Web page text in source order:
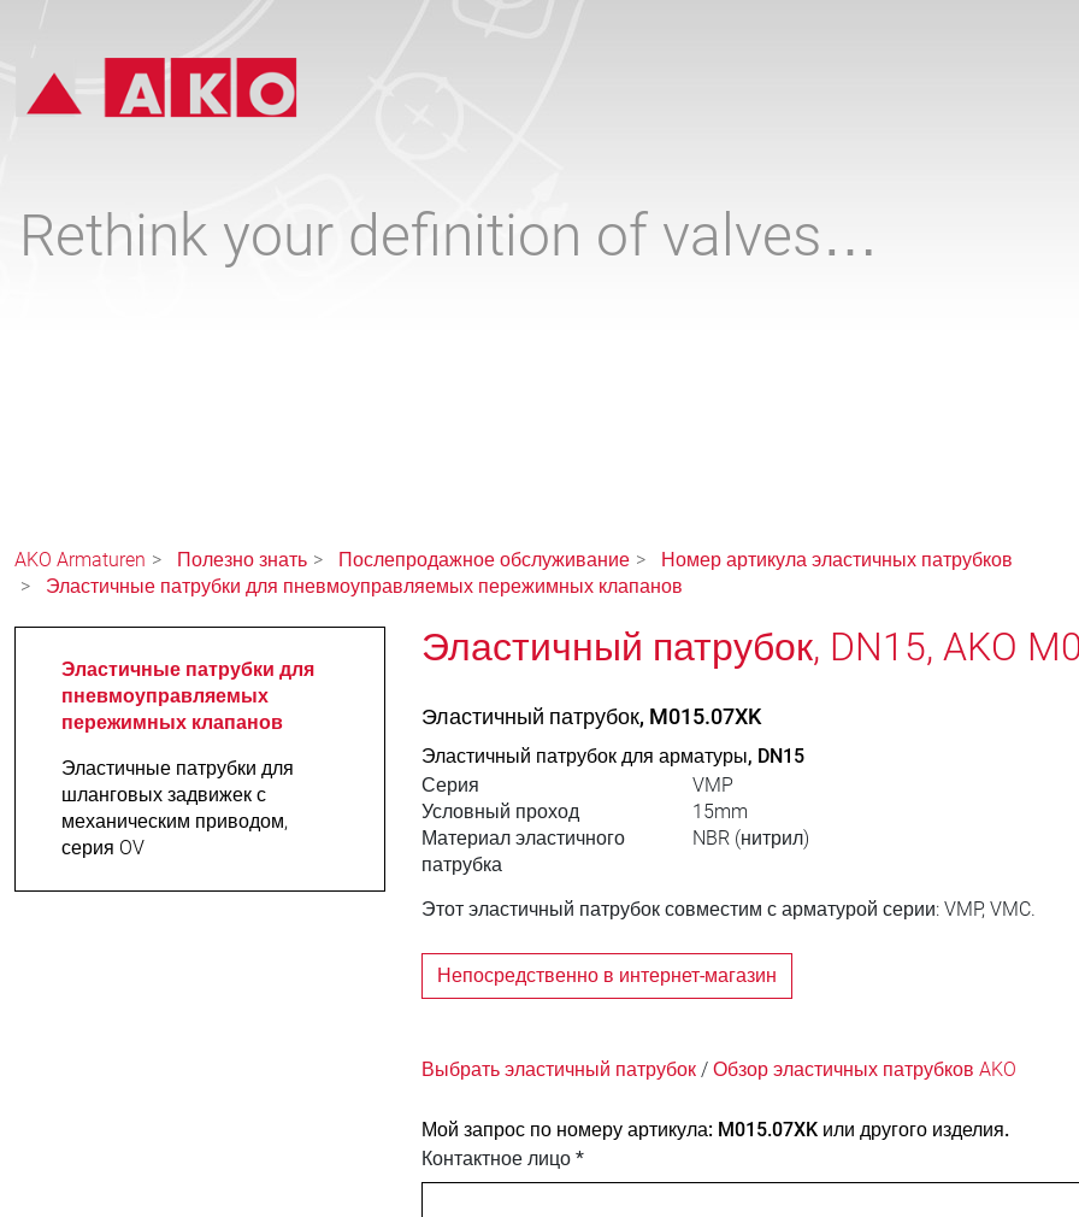
Rethink your definition of valves…
AKO Armaturen Полезно знать Послепродажное обслуживание
Номер артикула эластичных патрубков
Эластичные патрубки для пневмоуправляемых пережимных клапанов
Эластичные патрубки для
пневмоуправляемых
пережимных клапанов
Эластичные патрубки для
шланговых задвижек с
механическим приводом,
серия OV
Эластичный патрубок, DN15, AKO
Эластичный патрубок, M015.07XK
Эластичный патрубок для арматуры, DN15
Серия
VMP
Условный проход
15mm
Материал эластичного
патрубка
NBR (нитрил)
Этот эластичный патрубок совместим с арматурой серии: VMP, VMC.
Непосредственно в интернет-магазин
Выбрать эластичный патрубок/ Обзор эластичных патрубков AKO
Мой запрос по номеру артикула: M015.07XK или другого изделия.
Контактное лицо *